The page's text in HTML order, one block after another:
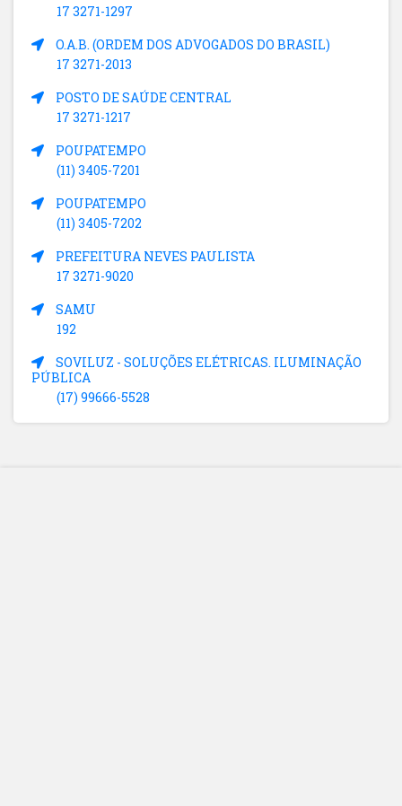
17 3271-1297
O.A.B. (ORDEM DOS ADVOGADOS DO BRASIL)
17 3271-2013
POSTO DE SAÚDE CENTRAL
17 3271-1217
POUPATEMPO
(11) 3405-7201
POUPATEMPO
(11) 3405-7202
PREFEITURA NEVES PAULISTA
17 3271-9020
SAMU
192
SOVILUZ - SOLUÇÕES ELÉTRICAS. ILUMINAÇÃO
PÚBLICA
(17) 99666-5528